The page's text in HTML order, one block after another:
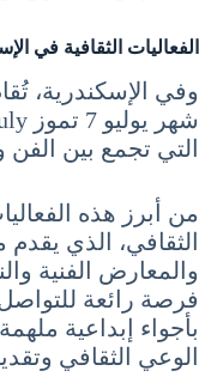
الفعاليات الثقافية في
وفي الإسكندرية،
التي تجمع بين
من أبرز هذه
الثقافي، الذي
والمعارض الفنية
فرصة رائعة
بأجواء إبداعية
الوعي الثقافي